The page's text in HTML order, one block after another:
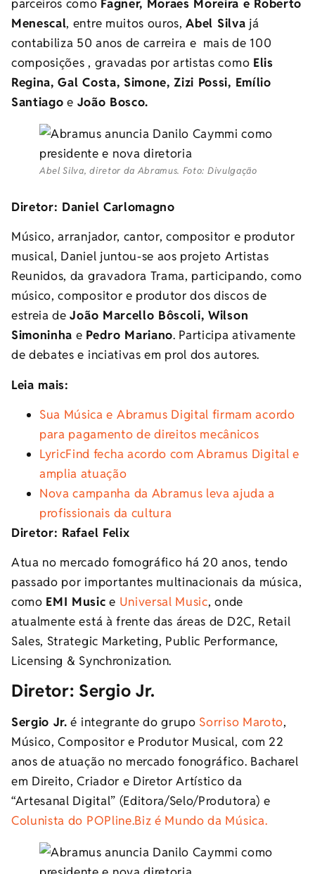
parceiros como Fagner, Moraes Moreira e Roberto
Menescal, entre muitos ouros,Abel Silva já
contabiliza 50 anos de carreira e mais de 100
composições , gravadas por artistas como Elis
Regina, Gal Costa, Simone, Zizi Possi, Emílio
Santiago e João Bosco.
Abel Silva, diretor da Abramus. Foto: Divulgação
Diretor: Daniel Carlomagno
Músico, arranjador, cantor, compositor e produtor
musical, Daniel juntou-se aos projeto Artistas
Reunidos, da gravadora Trama, participando, como
músico, compositor e produtor dos discos de
estreia deJoão Marcello Bôscoli, Wilson
Simoninha e Pedro Mariano. Participa ativamente
de debates e inciativas em prol dos autores.
Leia mais:
Sua Música e Abramus Digital firmam acordo
para pagamento de direitos mecânicos
LyricFind fecha acordo com Abramus Digital e
amplia atuação
Nova campanha da Abramus leva ajuda a
profissionais da cultura
Diretor: Rafael Felix
Atua no mercado fomográfico há 20 anos, tendo
passado por importantes multinacionais da música,
como EMI Music e Universal Music, onde
atualmente está à frente das áreas de D2C, Retail
Sales, Strategic Marketing, Public Performance,
Licensing & Synchronization.
Diretor: Sergio Jr.
Sergio Jr. é integrante do grupo Sorriso Maroto,
Músico, Compositor e Produtor Musical, com 22
anos de atuação no mercado fonográfico. Bacharel
em Direito, Criador e Diretor Artístico da
“Artesanal Digital” (Editora/Selo/Produtora) e
Colunista do POPline.Biz é Mundo da Música.